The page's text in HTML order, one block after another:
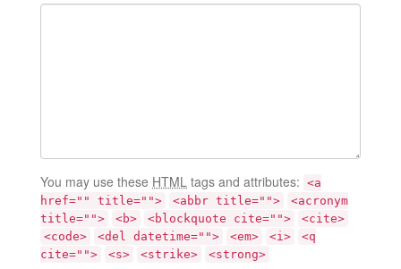
You may use these HTML tags and attributes: <a
href="" title="">
<abbr title="">
<acronym
title="">
<b> <blockquote cite="">
<cite>
<code>
<del datetime=""> <em> <i>
<q
cite="">
<s> <strike> <strong>